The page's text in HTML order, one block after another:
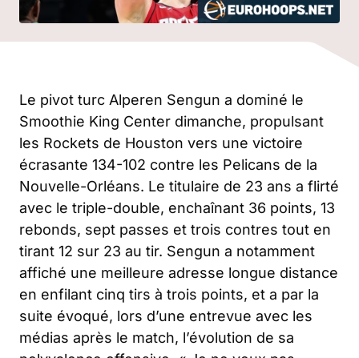
Le pivot turc Alperen Sengun a dominé le
Smoothie King Center dimanche, propulsant
les Rockets de Houston vers une victoire
écrasante 134-102 contre les Pelicans de la
Nouvelle-Orléans. Le titulaire de 23 ans a flirté
avec le triple-double, enchaînant 36 points, 13
rebonds, sept passes et trois contres tout en
tirant 12 sur 23 au tir. Sengun a notamment
affiché une meilleure adresse longue distance
en enfilant cinq tirs à trois points, et a par la
suite évoqué, lors d’une entrevue avec les
médias après le match, l’évolution de sa